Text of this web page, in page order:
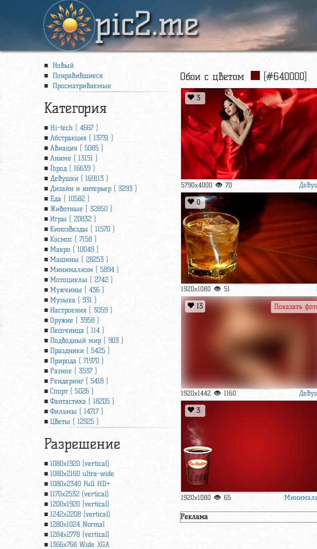
pic2.me
Новый
Понравившиеся
Просматриваемые
Категория
Hi-tech ( 4667 )
Абстракция ( 13731 )
Авиация ( 5085 )
Аниме ( 13151 )
Город ( 16639 )
Девушки ( 169113 )
Дизайн и интерьер ( 3293 )
Еда ( 10582 )
Животные ( 32850 )
Игры ( 20832 )
Кинозвезды ( 11570 )
Космос ( 7158 )
Макро ( 10049 )
Машины ( 28253 )
Минимализм ( 5894 )
Мотоциклы ( 2742 )
Мужчины ( 436 )
Музыка ( 931 )
Настроения ( 3059 )
Оружие ( 3958 )
Песочница ( 114 )
Подводный мир ( 903 )
Праздники ( 5425 )
Природа ( 71970 )
Разное ( 3537 )
Рендеринг ( 5418 )
Спорт ( 5026 )
Фантастика ( 18205 )
Фильмы ( 14717 )
Цветы ( 12925 )
Разрешение
1080x1920 (vertical)
1080x2160 ultra-wide
1080x2340 Full HD+
1170x2532 (vertical)
1200x1920 (vertical)
1242x2208 (vertical)
1280x1024 Normal
1284x2778 (vertical)
1366х768 Wide XGA
Обои с цветом (#640000)
3
5790x4000 70
0
1920x1080 51
13
1920x1442 1160
Показать
3
1920x1080 65
Реклама